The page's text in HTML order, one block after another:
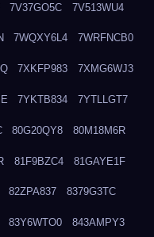
7V37GO5C 7V513WU4
7WQXY6L4 7WRFNCB0
7XKFP983 7XMG6WJ3
7YKTB834 7YTLLGT7
80G20QY8 80M18M6R
81F9BZC4 81GAYE1F
82ZPA837 8379G3TC
83Y6WTO0 843AMPY3